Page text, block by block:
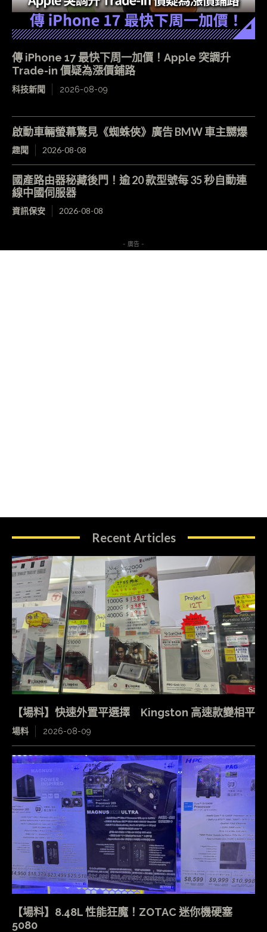
傳 iPhone 17 最快下周一加價！Apple 突調升
Trade-in 價疑為漲價鋪路
科技新聞 2026-08-09
啟動車輛螢幕驚見《蜘蛛俠》廣告 BMW 車主嬲爆
趣聞 2026-08-08
國產路由器秘藏後門！逾 20 款型號每 35 秒自動連
線中國伺服器
資訊保安 2026-08-08
- 廣告 -
Recent Articles
【場料】快速外置平選擇 Kingston 高速款變相平
場料 2026-08-09
【場料】8.48L 性能狂魔！ZOTAC 迷你機硬塞
5080